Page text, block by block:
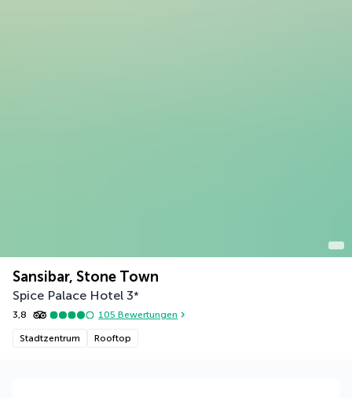
Sansibar, Stone Town
Spice Palace Hotel 3*
3,8 105 Bewertungen
Stadtzentrum Rooftop